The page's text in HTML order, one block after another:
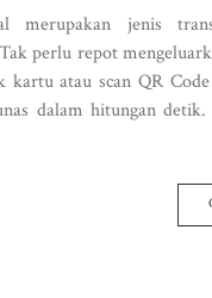
merupakan jenis
perlu repot
kartu atau scan QR
dalam hitungan